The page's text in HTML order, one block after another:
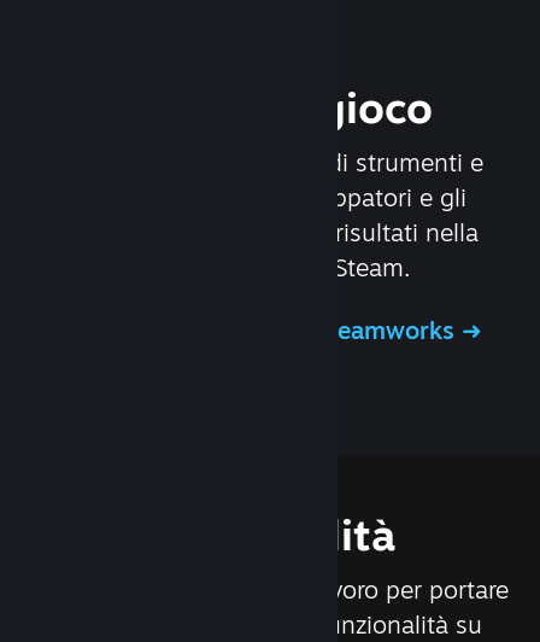
Rilascia il tuo gioco
Steamworks è un insieme di strumenti e
servizi che aiutano gli sviluppatori e gli
editori a ottenere i migliori risultati nella
distribuzione dei giochi su Steam.
Ulteriori informazioni su Steamworks
Funzionalità
Siamo costantemente al lavoro per portare
nuovi aggiornamenti e funzionalità su